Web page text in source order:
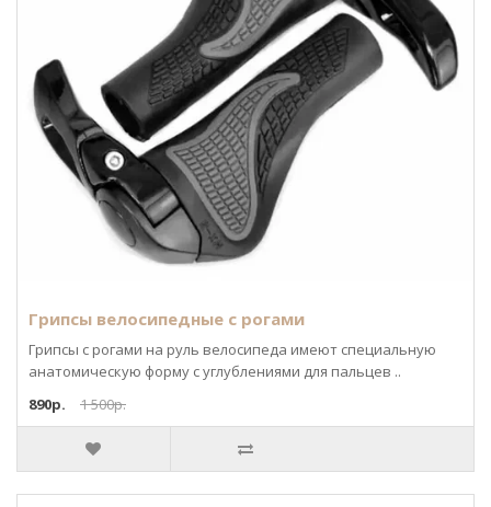
Грипсы велосипедные с рогами
Грипсы с рогами на руль велосипеда имеют специальную
анатомическую форму с углублениями для пальцев ..
890р.
1 500р.